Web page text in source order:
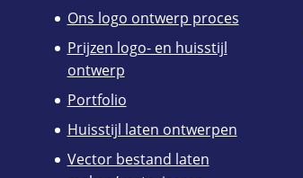
Ons logo ontwerp proces
Prijzen logo- en huisstijl
ontwerp
Portfolio
Huisstijl laten ontwerpen
Vector bestand laten